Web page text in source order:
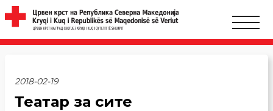
2018-02-19
Театар за сите